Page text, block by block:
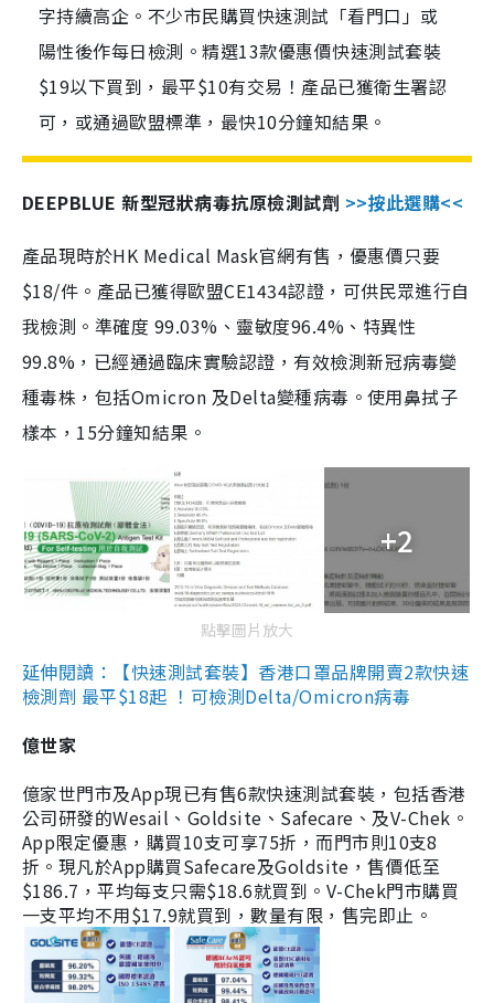
字持續高企。不少市民購買快速測試「看門口」或
陽性後作每日檢測。精選13款優惠價快速測試套裝
$19以下買到，最平$10有交易！產品已獲衛生署認
可，或通過歐盟標準，最快10分鐘知結果。
DEEPBLUE 新型冠狀病毒抗原檢測試劑 >>按此選購<<
產品現時於HK Medical Mask官網有售，優惠價只要
$18/件。產品已獲得歐盟CE1434認證，可供民眾進行自
我檢測。準確度 99.03%、靈敏度96.4%、特異性
99.8%，已經通過臨床實驗認證，有效檢測新冠病毒變
種毒株，包括Omicron 及Delta變種病毒。使用鼻拭子
樣本，15分鐘知結果。
+2
點擊圖片放大
延伸閱讀：【快速測試套裝】香港口罩品牌開賣2款快速
檢測劑 最平$18起 ！可檢測Delta/Omicron病毒
億世家
億家世門市及App現已有售6款快速測試套裝，包括香港
公司研發的Wesail、Goldsite、Safecare、及V-Chek。
App限定優惠，購買10支可享75折，而門市則10支8
折。現凡於App購買Safecare及Goldsite，售價低至
$186.7，平均每支只需$18.6就買到。V-Chek門市購買
一支平均不用$17.9就買到，數量有限，售完即止。